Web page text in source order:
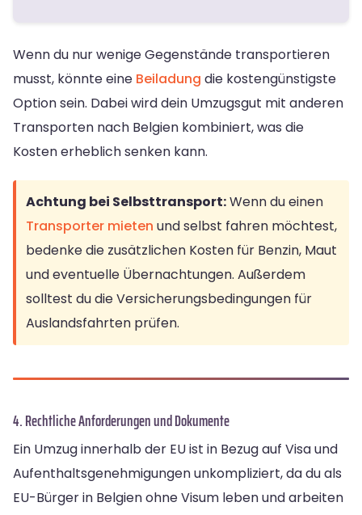
Wenn du nur wenige Gegenstände transportieren
musst, könnte eine Beiladung die kostengünstigste
Option sein. Dabei wird dein Umzugsgut mit anderen
Transporten nach Belgien kombiniert, was die
Kosten erheblich senken kann.
Achtung bei Selbsttransport:Wenn du einen
Transporter mieten und selbst fahren möchtest,
bedenke die zusätzlichen Kosten für Benzin, Maut
und eventuelle Übernachtungen. Außerdem
solltest du die Versicherungsbedingungen für
Auslandsfahrten prüfen.
4. Rechtliche Anforderungen und Dokumente
Ein Umzug innerhalb der EU ist in Bezug auf Visa und
Aufenthaltsgenehmigungen unkompliziert, da du als
EU-Bürger in Belgien ohne Visum leben und arbeiten